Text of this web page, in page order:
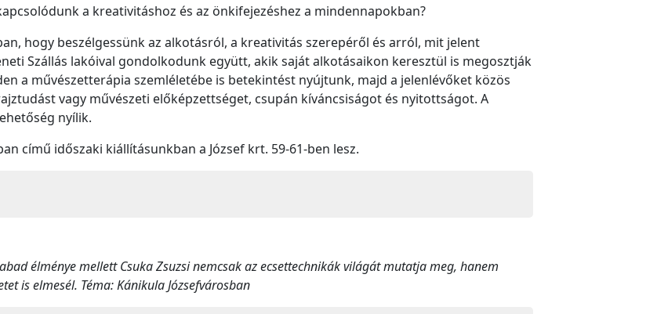
a kreativitáshoz és az önkifejezéshez a mindennapokban?
hogy beszélgessünk az alkotásról, a kreativitás szerepéről és arról, mit jelent
Szállás lakóival gondolkodunk együtt, akik saját alkotásaikon keresztül is megosztják
a művészetterápia szemléletébe is betekintést nyújtunk, majd a jelenlévőket közös
vagy művészeti előképzettséget, csupán kíváncsiságot és nyitottságot. A
nyílik.
című időszaki kiállításunkban a József krt. 59-61-ben lesz.
élménye mellett Csuka Zsuzsi nemcsak az ecsettechnikák világát mutatja meg, hanem
is elmesél. Téma: Kánikula Józsefvárosban